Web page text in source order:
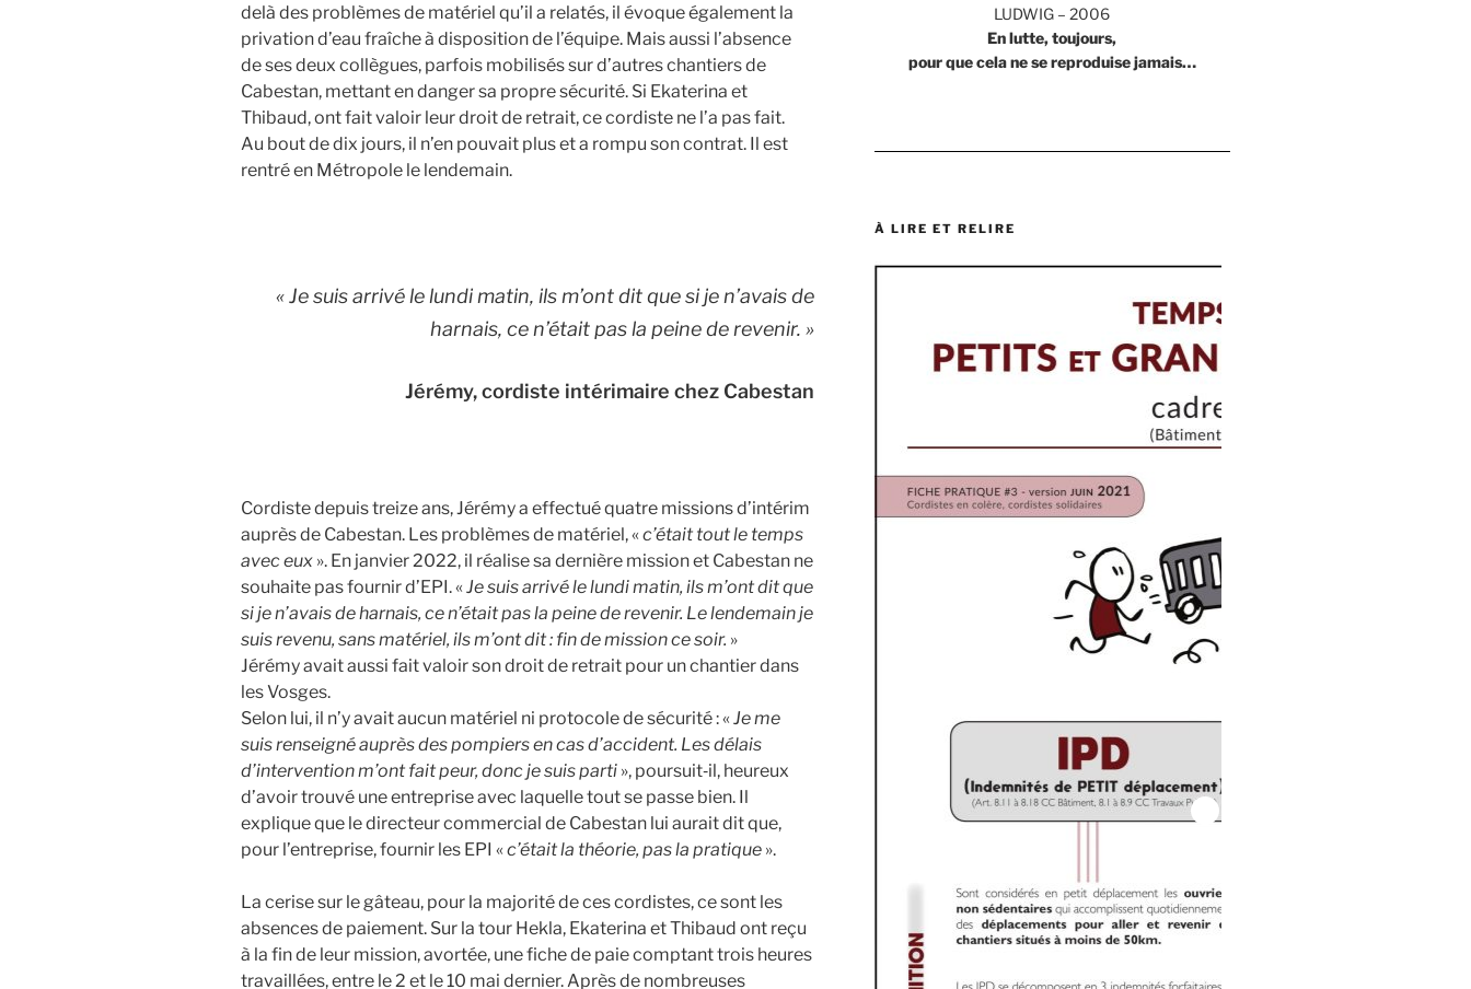
delà des problèmes de matériel qu’il a relatés, il évoque également la
privation d’eau fraîche à disposition de l’équipe. Mais aussi l’absence
de ses deux collègues, parfois mobilisés sur d’autres chantiers de
Cabestan, mettant en danger sa propre sécurité. Si Ekaterina et
Thibaud, ont fait valoir leur droit de retrait, ce cordiste ne l’a pas fait.
Au bout de dix jours, il n’en pouvait plus et a rompu son contrat. Il est
rentré en Métropole le lendemain.
« Je suis arrivé le lundi matin, ils m’ont dit que si je n’avais de
harnais, ce n’était pas la peine de revenir. »
Jérémy, cordiste intérimaire chez Cabestan
Cordiste depuis treize ans, Jérémy a effectué quatre missions d’intérim
auprès de Cabestan. Les problèmes de matériel, «c’était tout le temps
avec eux ». En janvier 2022, il réalise sa dernière mission et Cabestan ne
souhaite pas fournir d’EPI. «Je suis arrivé le lundi matin, ils m’ont dit que
si je n’avais de harnais, ce n’était pas la peine de revenir. Le lendemain je
suis revenu, sans matériel, ils m’ont dit : fin de mission ce soir. »
Jérémy avait aussi fait valoir son droit de retrait pour un chantier dans
les Vosges.
Selon lui, il n’y avait aucun matériel ni protocole de sécurité : «Je me
suis renseigné auprès des pompiers en cas d’accident. Les délais
d’intervention m’ont fait peur, donc je suis parti », poursuit‑il, heureux
d’avoir trouvé une entreprise avec laquelle tout se passe bien. Il
explique que le directeur commercial de Cabestan lui aurait dit que,
pour l’entreprise, fournir les EPI «c’était la théorie, pas la pratique ».
La cerise sur le gâteau, pour la majorité de ces cordistes, ce sont les
absences de paiement. Sur la tour Hekla, Ekaterina et Thibaud ont reçu
à la fin de leur mission, avortée, une fiche de paie comptant trois heures
travaillées, entre le 2 et le 10 mai dernier. Après de nombreuses
LUDWIG – 2006
En lutte, toujours,
pour que cela ne se reproduise jamais…
À LIRE ET RELIRE